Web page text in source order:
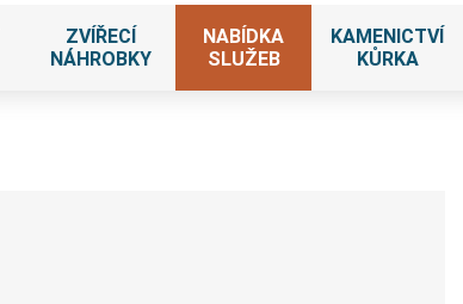
ZVÍŘECÍ
NÁHROBKY
NABÍDKA
SLUŽEB
KAMENICTVÍ
KŮRKA